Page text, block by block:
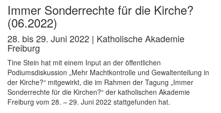
Immer Sonderrechte für die Kirche?
(06.2022)
28. bis 29. Juni 2022 | Katholische Akademie
Freiburg
Tine Stein hat mit einem Input an der öffentlichen
Podiumsdiskussion „Mehr Machtkontrolle und Gewaltenteilung in
der Kirche?“ mitgewirkt, die im Rahmen der Tagung „Immer
Sonderrechte für die Kirchen?“ der katholischen Akademie
Freiburg vom 28. – 29. Juni 2022 stattgefunden hat.